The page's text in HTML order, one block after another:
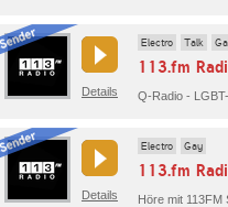
Details
Electro Talk
113.fm
Q-Radio -
Details
Electro Gay
113.fm